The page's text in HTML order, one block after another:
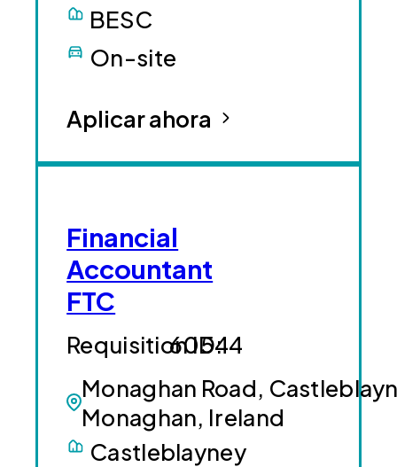
BESC
On-site
Aplicar ahora
Financial
Accountant
FTC
Monaghan Road,
Monaghan, Ireland
60544
Castleblayney